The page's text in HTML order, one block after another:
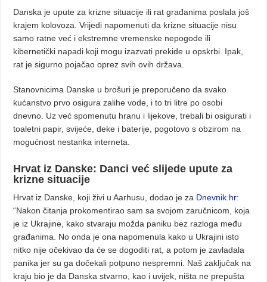
Danska je upute za krizne situacije ili rat građanima poslala još
krajem kolovoza. Vrijedi napomenuti da krizne situacije nisu
samo ratne već i ekstremne vremenske nepogode ili
kibernetički napadi koji mogu izazvati prekide u opskrbi. Ipak,
rat je sigurno pojačao oprez svih ovih država.
Stanovnicima Danske u brošuri je preporučeno da svako
kućanstvo prvo osigura zalihe vode, i to tri litre po osobi
dnevno. Uz već spomenutu hranu i lijekove, trebali bi osigurati i
toaletni papir, svijeće, deke i baterije, pogotovo s obzirom na
mogućnost nestanka interneta.
Hrvat iz Danske: Danci već slijede upute za
krizne situacije
Hrvat iz Danske, koji živi u Aarhusu, dodao je za Dnevnik.hr:
“Nakon čitanja prokomentirao sam sa svojom zaručnicom, koja
je iz Ukrajine, kako stvaraju možda paniku bez razloga među
građanima. No onda je ona napomenula kako u Ukrajini isto
nitko nije očekivao da će se dogoditi rat, a potom je zavladala
panika jer su ga dočekali potpuno nespremni. Naš zaključak na
kraju bio je da Danska stvarno, kao i uvijek, ništa ne prepušta